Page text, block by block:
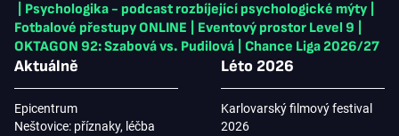
Psychologika - podcast rozbíjející psychologické mýty
Fotbalové přestupy ONLINE
Eventový prostor Level 9
OKTAGON 92: Szabová vs. Pudilová
Chance Liga 2026/27
Aktuálně
Epicentrum
Neštovice: příznaky, léčba
Léto 2026
Karlovarský filmový festival
2026